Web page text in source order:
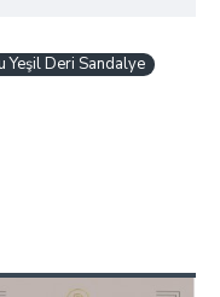
Yeşil Deri Sandalye